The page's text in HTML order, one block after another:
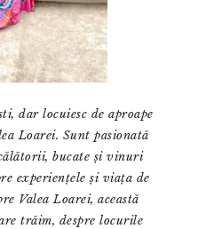
dar locuiesc de aproape
Loarei. Sunt pasionată
bucate și vinuri
experiențele și viața de
Valea Loarei, această
trăim, despre locurile